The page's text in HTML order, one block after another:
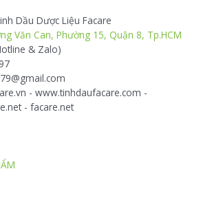
Dầu Dược Liệu Facare
Văn Can, Phường 15, Quận 8, Tp.HCM
& Zalo)
- www.tinhdaufacare.com -
- facare.net